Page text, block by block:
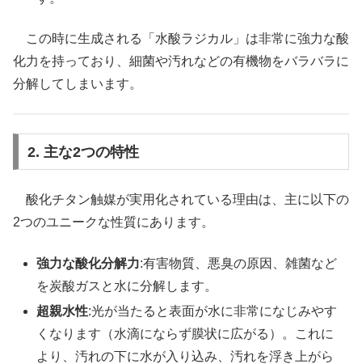
この時に生成される「水酸ラジカル」は非常に強力な酸
化力を持っており、細菌や汚れなどの有機物をバラバラに
分解してしまいます。
2. 主な2つの特性
酸化チタン触媒が実用化されている理由は、主に以下の
2つのユニークな性質にあります。
強力な酸化分解力:有害物質、悪臭の原因、雑菌など
を炭酸ガスと水に分解します。
超親水性:光が当たると表面が水に非常になじみやす
くなります（水滴にならず膜状に広がる）。これに
より、汚れの下に水が入り込み、汚れを浮き上がら